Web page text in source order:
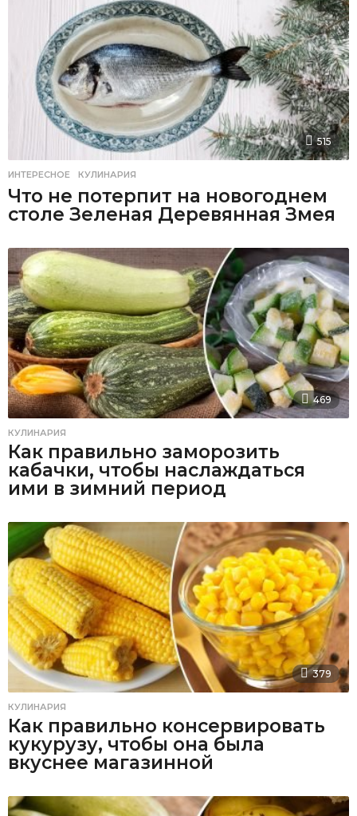
515
ИНТЕРЕСНОЕ ,КУЛИНАРИЯ
Что не потерпит на новогоднем
столе Зеленая Деревянная Змея
469
КУЛИНАРИЯ
Как правильно заморозить
кабачки, чтобы наслаждаться
ими в зимний период
379
КУЛИНАРИЯ
Как правильно консервировать
кукурузу, чтобы она была
вкуснее магазинной